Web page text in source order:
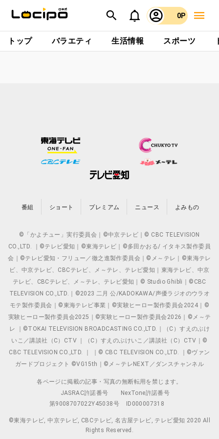
0P
トップ バラエティ 生活情報 スポーツ
番組 ショート プレミアム ニュース よみもの
©「かよチュー」実行委員会｜©中京テレビ｜© CBC TELEVISION
CO.,LTD. ｜©テレビ愛知｜©東海テレビ｜©多田かおる/ イタキス製作委員
会｜©テレビ愛知・フリュー／徹之進製作委員会｜©メ～テレ｜©東海テレ
ビ、中京テレビ、CBCテレビ、メ～テレ、テレビ愛知｜東海テレビ、中京
テレビ、CBCテレビ、メ～テレ、テレビ愛知｜© Studio Ghibli｜©CBC
TELEVISION CO.,LTD.｜©2023 二月 公/KADOKAWA/声優ラジオのウラオ
モテ製作委員会｜©東海テレビ事業｜©実験ヒーロー製作委員会2024｜©
実験ヒーロー製作委員会2025｜©実験ヒーロー製作委員会2026｜©メ～テ
レ ｜©TOKAI TELEVISION BROADCASTING CO.,LTD.｜（C）すえのぶけ
いこ／講談社（C）CTV ｜（C）すえのぶけいこ／講談社（C）CTV｜©
CBC TELEVISION CO.,LTD. ｜ ｜© CBC TELEVISION CO.,LTD. ｜©ヴァン
ガードプロジェクト ©VG15th｜©メ～テレNEXT／ダンスチャンネル
各ページに掲載の記事・写真の無断転用を禁じます。
JASRAC許諾番号
NexTone許諾番号
第9008707022Y45038号
ID000007318
©東海テレビ, 中京テレビ, CBCテレビ, 名古屋テレビ, テレビ愛知 2020 All
Rights Reserved.